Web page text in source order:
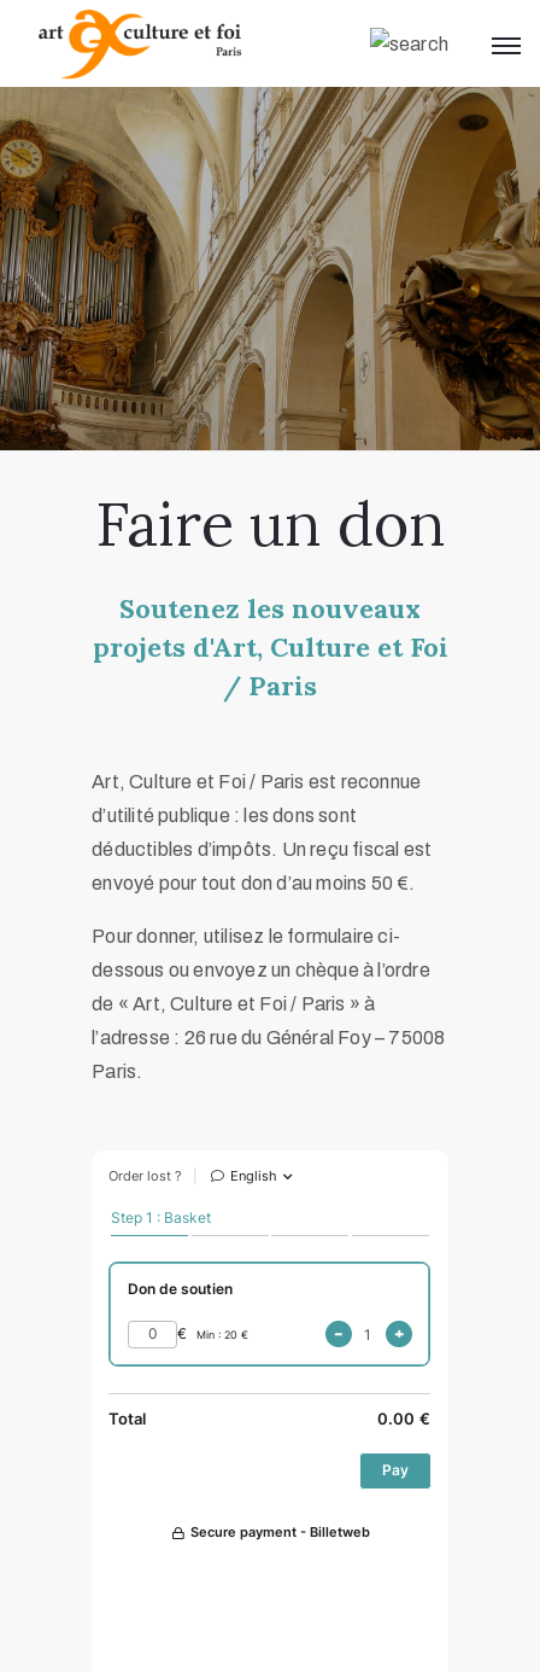
.
Faire un don
Soutenez les nouveaux
projets d'Art, Culture et Foi
/ Paris
Art, Culture et Foi / Paris est reconnue
d’utilité publique : les dons sont
déductibles d’impôts. Un reçu fiscal est
envoyé pour tout don d’au moins 50 €.
Pour donner, utilisez le formulaire ci-
dessous ou envoyez un chèque à l’ordre
de « Art, Culture et Foi / Paris » à
l’adresse : 26 rue du Général Foy – 75008
Paris.